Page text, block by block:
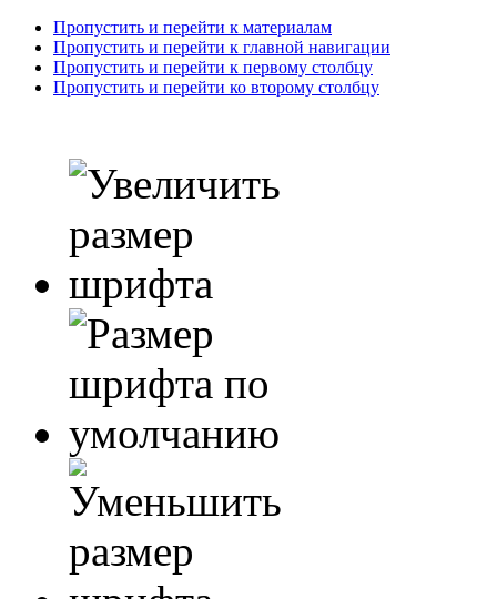
Пропустить и перейти к материалам
Пропустить и перейти к главной навигации
Пропустить и перейти к первому столбцу
Пропустить и перейти ко второму столбцу